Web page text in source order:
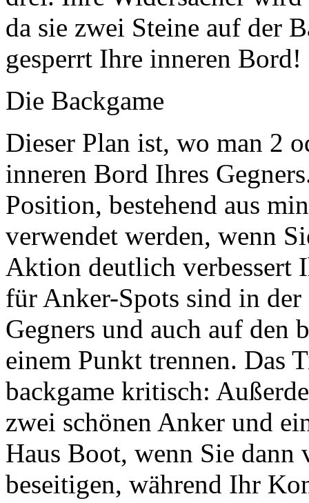
da sie zwei Steine auf der
gesperrt Ihre inneren Bord!
Die Backgame
Dieser Plan ist, wo man 2
inneren Bord Ihres
Position, bestehend aus
verwendet werden, wenn
Aktion deutlich verbessert
für Anker-Spots sind in
Gegners und auch auf den
einem Punkt trennen. Das
backgame kritisch:
zwei schönen Anker und
Haus Boot, wenn Sie
beseitigen, während Ihr